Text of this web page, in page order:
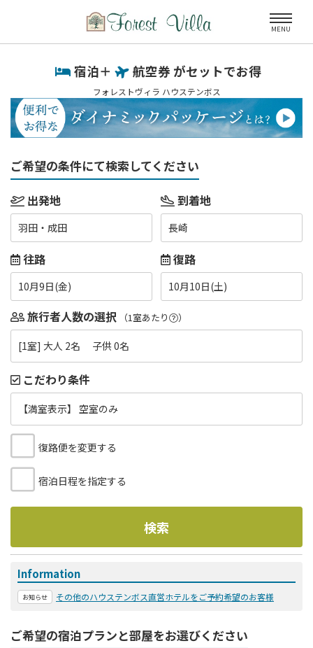
MENU
宿泊＋ 航空券 がセットでお得
フォレストヴィラ ハウステンボス
ご希望の条件にて検索してください
出発地
羽田・成田
到着地
長崎
往路
10月9日(金)
復路
10月10日(土)
旅行者人数の選択 （1室あたり ）
[1室] 大人 2名 子供 0名
こだわり条件
【満室表示】 空室のみ
復路便を変更する
宿泊日程を指定する
検索
Information
お知らせ その他のハウステンボス直営ホテルをご予約希望のお客様
ご希望の宿泊プランと部屋をお選びください